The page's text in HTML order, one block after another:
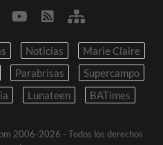
Noticias
Marie Claire
Parabrisas
Supercampo
Lunateen BATimes
2006-2026 - Todos los derechos